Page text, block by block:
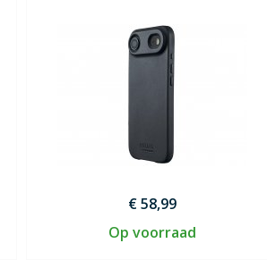
€ 58,99
Op voorraad